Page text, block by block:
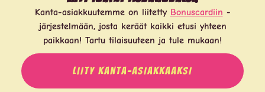
Kanta-asiakkuutemme on liitetty Bonuscardiin -
järjestelmään, josta keräät kaikki etusi yhteen
paikkaan! Tartu tilaisuuteen ja tule mukaan!
LIITY KANTA-ASIAKKAAKSI